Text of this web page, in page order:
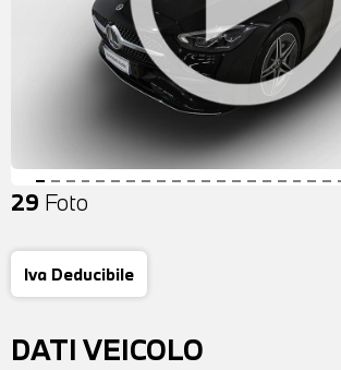
29 Foto
Iva Deducibile
DATI VEICOLO